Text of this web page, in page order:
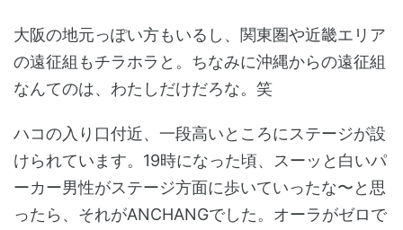
大阪の地元っぽい方もいるし、関東圏や近畿エリア
の遠征組もチラホラと。ちなみに沖縄からの遠征組
なんてのは、わたしだけだろな。笑
ハコの入り口付近、一段高いところにステージが設
けられています。19時になった頃、スーッと白いパ
ーカー男性がステージ方面に歩いていったな〜と思
ったら、それがANCHANGでした。オーラがゼロで